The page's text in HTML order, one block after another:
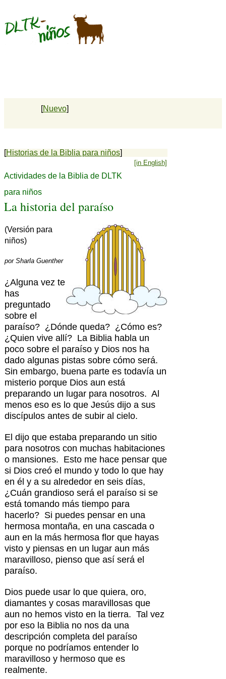
[Nuevo]
[Historias de la Biblia para niños]
[in English]
Actividades de la Biblia de DLTK
para niños
La historia del paraíso
(Versión para
niños)
por Sharla Guenther
¿Alguna vez te
has
preguntado
sobre el
paraíso? ¿Dónde queda? ¿Cómo es?
¿Quien vive allí? La Biblia habla un
poco sobre el paraíso y Dios nos ha
dado algunas pistas sobre cómo será.
Sin embargo, buena parte es todavía un
misterio porque Dios aun está
preparando un lugar para nosotros. Al
menos eso es lo que Jesús dijo a sus
discípulos antes de subir al cielo.
El dijo que estaba preparando un sitio
para nosotros con muchas habitaciones
o mansiones. Esto me hace pensar que
si Dios creó el mundo y todo lo que hay
en él y a su alrededor en seis días,
¿Cuán grandioso será el paraíso si se
está tomando más tiempo para
hacerlo? Si puedes pensar en una
hermosa montaña, en una cascada o
aun en la más hermosa flor que hayas
visto y piensas en un lugar aun más
maravilloso, pienso que así será el
paraíso.
Dios puede usar lo que quiera, oro,
diamantes y cosas maravillosas que
aun no hemos visto en la tierra. Tal vez
por eso la Biblia no nos da una
descripción completa del paraíso
porque no podríamos entender lo
maravilloso y hermoso que es
realmente.